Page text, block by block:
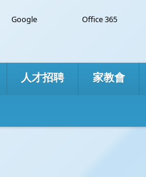
Google Office 365
人才招聘 家教會